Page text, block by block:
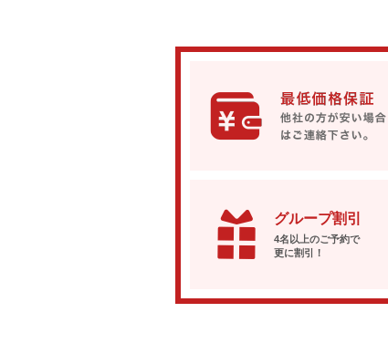
グループ割引
4名以上のご予約で
更に割引！